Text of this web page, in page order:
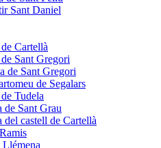
Sant Daniel
Cartellà
Sant Gregori
de Sant Gregori
de Segalars
Tudela
de Sant Grau
del castell de Cartellà
Llémena